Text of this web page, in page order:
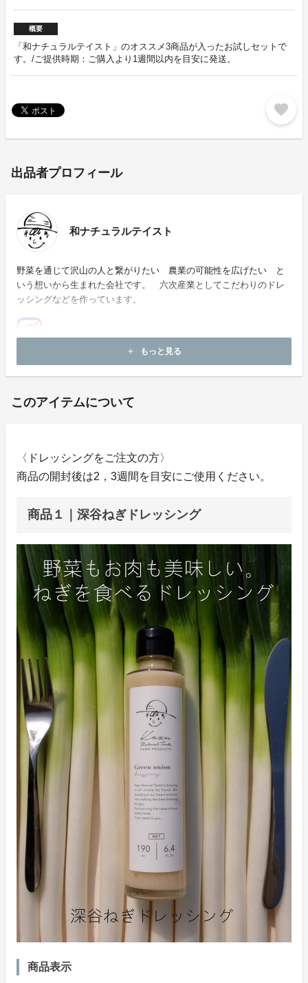
概要
「和ナチュラルテイスト」のオススメ3商品が入ったお試しセットで
す。/ご提供時期：ご購入より1週間以内を目安に発送。
favorite
出品者プロフィール
和ナチュラルテイスト
野菜を通じて沢山の人と繋がりたい 農業の可能性を広げたい と
いう想いから生まれた会社です。 六次産業としてこだわりのドレ
ッシングなどを作っています。
add もっと見る
このアイテムについて
〈ドレッシングをご注文の方〉
商品の開封後は2，3週間を目安にご使用ください。
商品１｜深谷ねぎドレッシング
商品表示